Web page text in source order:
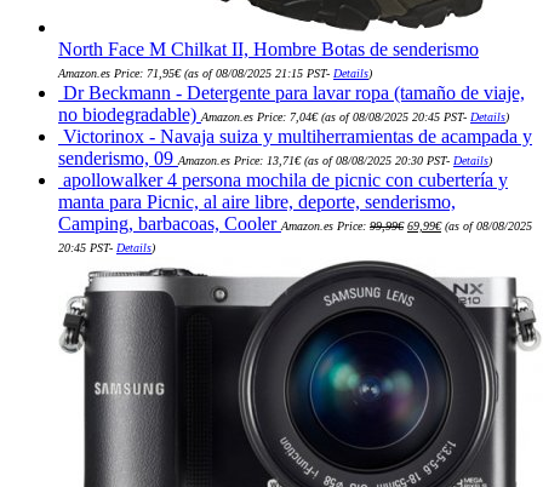
North Face M Chilkat II, Hombre Botas de senderismo
Amazon.es Price: 71,95€(as of 08/08/2025 21:15 PST- Details)
Dr Beckmann - Detergente para lavar ropa (tamaño de viaje,
no biodegradable) Amazon.es Price: 7,04€(as of 08/08/2025 20:45 PST- Details)
Victorinox - Navaja suiza y multiherramientas de acampada y
senderismo, 09 Amazon.es Price: 13,71€(as of 08/08/2025 20:30 PST- Details)
apollowalker 4 persona mochila de picnic con cubertería y
manta para Picnic, al aire libre, deporte, senderismo,
Camping, barbacoas, Cooler Amazon.es Price: 99,99€ precio
99,99€.
69,99€precio
(as of 08/08/2025
20:45 PST- Details)